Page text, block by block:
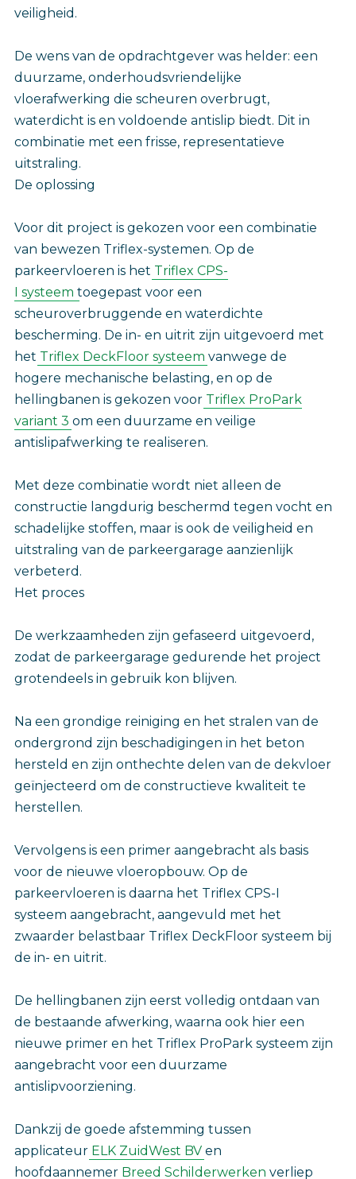
veiligheid.
De wens van de opdrachtgever was helder: een
duurzame, onderhoudsvriendelijke
vloerafwerking die scheuren overbrugt,
waterdicht is en voldoende antislip biedt. Dit in
combinatie met een frisse, representatieve
uitstraling.
De oplossing
Voor dit project is gekozen voor een combinatie
van bewezen Triflex-systemen. Op de
parkeervloeren is het Triflex CPS-
I systeem toegepast voor een
scheuroverbruggende en waterdichte
bescherming. De in- en uitrit zijn uitgevoerd met
het Triflex DeckFloor systeem vanwege de
hogere mechanische belasting, en op de
hellingbanen is gekozen voor Triflex ProPark
variant 3 om een duurzame en veilige
antislipafwerking te realiseren.
Met deze combinatie wordt niet alleen de
constructie langdurig beschermd tegen vocht en
schadelijke stoffen, maar is ook de veiligheid en
uitstraling van de parkeergarage aanzienlijk
verbeterd.
Het proces
De werkzaamheden zijn gefaseerd uitgevoerd,
zodat de parkeergarage gedurende het project
grotendeels in gebruik kon blijven.
Na een grondige reiniging en het stralen van de
ondergrond zijn beschadigingen in het beton
hersteld en zijn onthechte delen van de dekvloer
geïnjecteerd om de constructieve kwaliteit te
herstellen.
Vervolgens is een primer aangebracht als basis
voor de nieuwe vloeropbouw. Op de
parkeervloeren is daarna het Triflex CPS-I
systeem aangebracht, aangevuld met het
zwaarder belastbaar Triflex DeckFloor systeem bij
de in- en uitrit.
De hellingbanen zijn eerst volledig ontdaan van
de bestaande afwerking, waarna ook hier een
nieuwe primer en het Triflex ProPark systeem zijn
aangebracht voor een duurzame
antislipvoorziening.
Dankzij de goede afstemming tussen
applicateur ELK ZuidWest BV en
hoofdaannemer Breed Schilderwerken verliep